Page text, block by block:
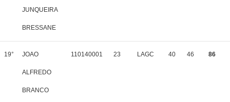
JUNQUEIRA
BRESSANE
19° JOAO
ALFREDO
BRANCO
110140001 23 LAGC 40 46 86